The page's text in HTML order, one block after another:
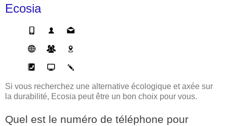
Ecosia
Si vous recherchez une alternative écologique et axée sur
la durabilité, Ecosia peut être un bon choix pour vous.
Quel est le numéro de téléphone pour